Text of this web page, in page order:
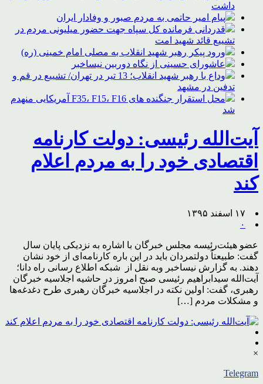
داشت
پیام امیر حاتمی به مردم صبور و وفادار ایران
قدردانی فرمانده کل سپاه جهت حضور میلیونی مردم در
تشییع قائد شهید امت
ورود پیکر رهبر شهید انقلاب به مصلی امام خمینی (ره)
عاشورای حسینی از نگاه دوربین نیساخبر
وداع با رهبر شهید انقلاب؛ 13 تیر در تهران/ تشییع در قم و
تدفین در مشهد
محل استقرار جنگنده های F35، F15، F16 آمریکایی منهدم
شد
آیت‌الله رئیسی: دولت کارنامه
اقتصادی خود را به مردم اعلام
کند
۱۷ اسفند ۱۳۹۵
۰
عضو هیئت‌رئیسه مجلس خبرگان با اشاره به نزدیکی پایان سال
گفت: طبیعتاً دولتمردان باید در این‌ باره کارنامه‌ای از خود نشان
دهند. به گزارش نیساخبر وبه نقل از شبکه اطلاع رسانی راه دانا؛
آیت‌الله سیدابراهیم رئیسی صبح امروز در حاشیه اجلاسیه خبرگان
رهبری، گفت: اولین نکته در اجلاسیه خبرگان رهبری طرح دغدغه‌ها
و مشکلات مردم […]
×
Telegram